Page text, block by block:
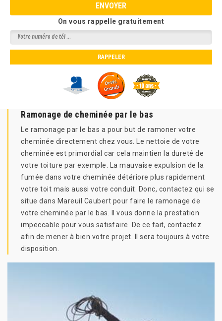
On vous rappelle gratuitement
Ramonage de cheminée par le bas
Le ramonage par le bas a pour but de ramoner votre
cheminée directement chez vous. Le nettoie de votre
cheminée est primordial car cela maintien la dureté de
votre toiture par exemple. La mauvaise expulsion de la
fumée dans votre cheminée détériore plus rapidement
votre toit mais aussi votre conduit. Donc, contactez qui se
situe dans Mareuil Caubert pour faire le ramonage de
votre cheminée par le bas. Il vous donne la prestation
impeccable pour vous satisfaire. De ce fait, contactez
afin de mener à bien votre projet. Il sera toujours à votre
disposition.